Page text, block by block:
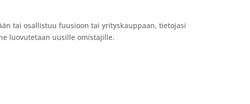
tai osallistuu fuusioon tai yrityskauppaan, tietojasi
luovutetaan uusille omistajille.